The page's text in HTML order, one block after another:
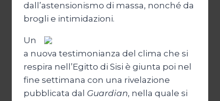
dall’astensionismo di massa, nonché da
brogli e intimidazioni.
Un
a nuova testimonianza del clima che si
respira nell’Egitto di Sisi è giunta poi nel
fine settimana con una rivelazione
pubblicata dal Guardian, nella quale si